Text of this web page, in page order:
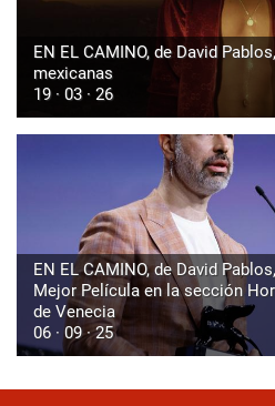
EN EL CAMINO, de David
mexicanas
19 · 03 · 26
EN EL CAMINO, de David
Mejor Película en la sección
de Venecia
06 · 09 · 25